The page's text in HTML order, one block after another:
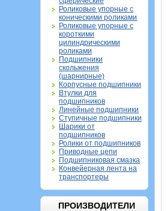
Роликовые упорные с
коническими роликами
Роликовые упорные с
короткими
цилиндрическими
роликами
Подшипники
скольжения
(шарнирные)
Корпусные подшипники
Втулки для
подшипников
Линейные подшипники
Ступичные подшипники
Шарики от
подшипников
Ролики от подшипников
Приводные цепи
Подшипниковая смазка
Конвейерная лента на
транспортеры
ПРОИЗВОДИТЕЛИ